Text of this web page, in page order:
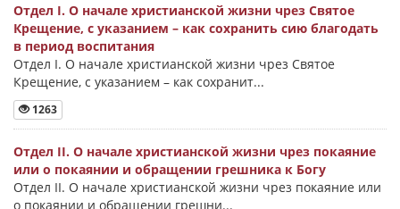
Отдел I. О начале христианской жизни чрез Святое
Крещение, с указанием – как сохранить сию благодать
в период воспитания
Отдел I. О начале христианской жизни чрез Святое
Крещение, с указанием – как сохранит...
1263
Отдел II. О начале христианской жизни чрез покаяние
или о покаянии и обращении грешника к Богу
Отдел II. О начале христианской жизни чрез покаяние или
о покаянии и обращении грешни...